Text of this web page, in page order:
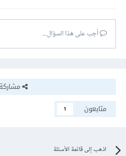
أجب على هذا السؤال...
مشاركة
متابعون
1
اذهب إلى قائمة الأسئلة